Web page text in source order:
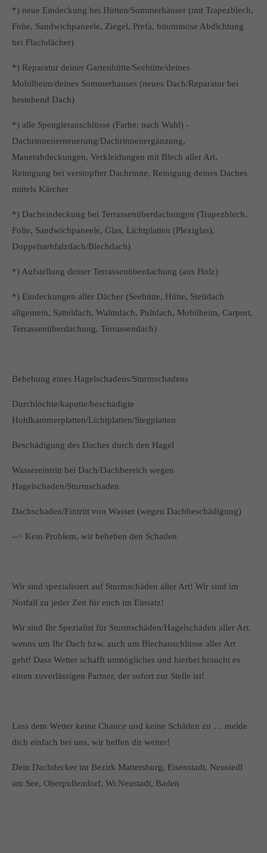
*) neue Eindeckung bei Hütten/Sommerhäuser (mit Trapezblech,
Folie, Sandwichpaneele, Ziegel, Prefa, bituminöse Abdichtung
bei Flachdächer)
*) Reparatur deiner Gartenhütte/Seehütte/deines
Mobilheim/deines Sommerhauses (neues Dach/Reparatur bei
bestehend Dach)
*) alle Spengleranschlüsse (Farbe: nach Wahl) -
Dachrinnenerneuerung/Dachrinnenergänzung,
Mauerabdeckungen, Verkleidungen mit Blech aller Art,
Reinigung bei verstopfter Dachrinne, Reinigung deines Daches
mittels Kärcher
*) Dacheindeckung bei Terrassenüberdachungen (Trapezblech,
Folie, Sandwichpaneele, Glas, Lichtplatten (Plexiglas),
Doppelstehfalzdach/Blechdach)
*) Aufstellung deiner Terrassenüberdachung (aus Holz)
*) Eindeckungen aller Dächer (Seehütte, Hütte, Steildach
allgemein, Satteldach, Walmdach, Pultdach, Mobilheim, Carport,
Terrassenüberdachung, Terrassendach)
Behebung eines Hagelschadens/Sturmschadens
Durchlöchte/kaputte/beschädigte
Hohlkammerplatten/Lichtplatten/Stegplatten
Beschädigung des Daches durch den Hagel
Wassereintritt bei Dach/Dachbereich wegen
Hagelschaden/Sturmschaden
Dachschaden/Eintritt von Wasser (wegen Dachbeschädigung)
--> Kein Problem, wir beheben den Schaden
Wir sind spezialisiert auf Sturmschäden aller Art! Wir sind im
Notfall zu jeder Zeit für euch im Einsatz!
Wir sind Ihr Spezialist für Sturmschäden/Hagelschäden aller Art,
wenns um Ihr Dach bzw. auch um Blechanschlüsse aller Art
geht! Dass Wetter schafft unmögliches und hierbei braucht es
einen zuverlässigen Partner, der sofort zur Stelle ist!
Lass dem Wetter keine Chance und keine Schäden zu … melde
dich einfach bei uns, wir helfen dir weiter!
Dein Dachdecker im Bezirk Mattersburg, Eisenstadt, Neusiedl
am See, Oberpullendorf, Wr.Neustadt, Baden